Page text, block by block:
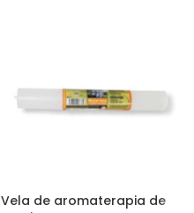
Vela de aromaterapia de